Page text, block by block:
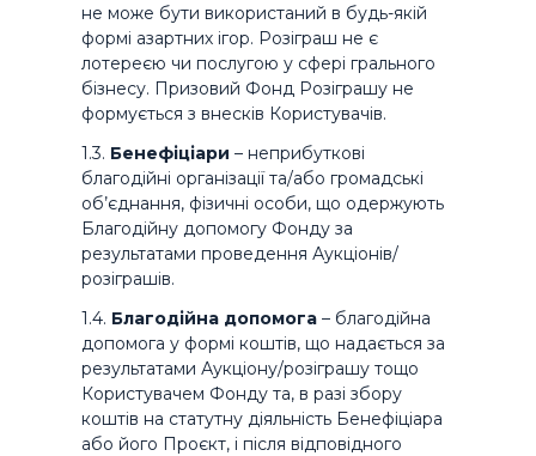
не може бути використаний в будь-якій
формі азартних ігор. Розіграш не є
лотереєю чи послугою у сфері грального
бізнесу. Призовий Фонд Розіграшу не
формується з внесків Користувачів.
1.3. Бенефіціари – неприбуткові
благодійні організації та/або громадські
об’єднання, фізичні особи, що одержують
Благодійну допомогу Фонду за
результатами проведення Аукціонів/
розіграшів.
1.4. Благодійна допомога – благодійна
допомога у формі коштів, що надається за
результатами Аукціону/розіграшу тощо
Користувачем Фонду та, в разі збору
коштів на статутну діяльність Бенефіціара
або його Проєкт, і після відповідного